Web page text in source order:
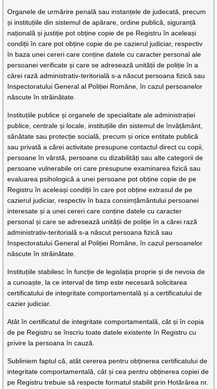
Organele de urmărire penală sau instanțele de judecată, precum
și instituțiile din sistemul de apărare, ordine publică, siguranță
națională și justiție pot obține copie de pe Registru în aceleași
condiții în care pot obține copie de pe cazierul judiciar, respectiv
în baza unei cereri care conține datele cu caracter personal ale
persoanei verificate și care se adresează unității de poliție în a
cărei rază administrativ-teritorială s-a născut persoana fizică sau
Inspectoratului General al Poliției Române, în cazul persoanelor
născute în străinătate.
Instituțiile publice și organele de specialitate ale administrației
publice, centrale și locale, instituțiile din sistemul de învățământ,
sănătate sau protecție socială, precum și orice entitate publică
sau privată a cărei activitate presupune contactul direct cu copii,
persoane în vârstă, persoane cu dizabilități sau alte categorii de
persoane vulnerabile ori care presupune examinarea fizică sau
evaluarea psihologică a unei persoane pot obține copie de pe
Registru în aceleași condiții în care pot obține extrasul de pe
cazierul judiciar, respectiv în baza consimțământului persoanei
interesate și a unei cereri care conține datele cu caracter
personal și care se adresează unității de poliție în a cărei rază
administrativ-teritorială s-a născut persoana fizică sau
Inspectoratului General al Poliției Române, în cazul persoanelor
născute în străinătate.
Instituțiile stabilesc în funcție de legislația proprie și de nevoia de
a cunoaște, la ce interval de timp este necesară solicitarea
certificatului de integritate comportamentală și a certificatului de
cazier judiciar.
Atât în certificatul de integritate comportamentală, cât și în copia
de pe Registru se înscriu toate datele existente în Registru cu
privire la persoana în cauză.
Subliniem faptul că, atât cererea pentru obținerea certificatului de
integritate comportamentală, cât și cea pentru obținerea copiei de
pe Registru trebuie să respecte formatul stabilit prin Hotărârea nr.